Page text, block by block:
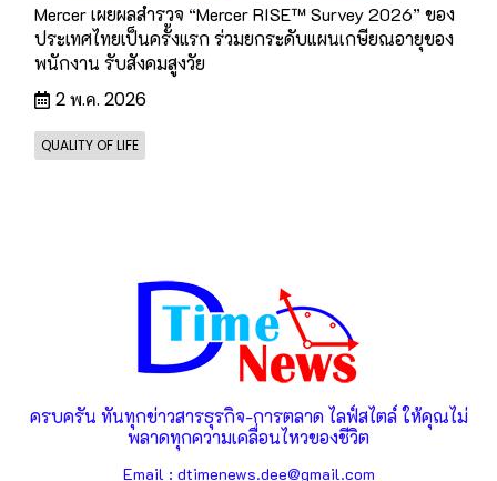
Mercer เผยผลสำรวจ “Mercer RISE™ Survey 2026” ของ
ประเทศไทยเป็นครั้งแรก ร่วมยกระดับแผนเกษียณอายุของ
พนักงาน รับสังคมสูงวัย
2 พ.ค. 2026
QUALITY OF LIFE
ครบครัน ทันทุกข่าวสารธุรกิจ-การตลาด ไลฟ์สไตล์ ให้คุณไม่
พลาดทุกความเคลื่อนไหวของชีวิต
Email : dtimenews.dee@gmail.com